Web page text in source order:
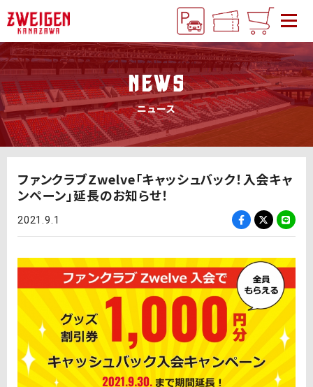
NEWS
ニュース
ファンクラブZwelve「キャッシュバック！入会キャ
ンペーン」延長のお知らせ！
2021.9.1